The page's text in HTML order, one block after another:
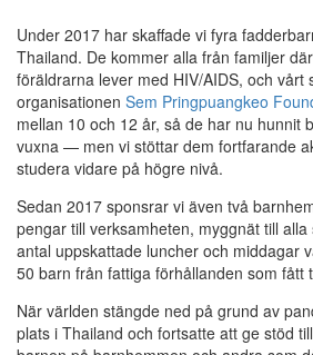
Under 2017 har skaffade vi fyra
Thailand. De kommer alla från familjer
föräldrarna lever med HIV/AIDS, och vårt
organisationen Sem Pringpuangkeo
mellan 10 och 12 år, så de har nu hunnit
vuxna — men vi stöttar dem fortfarande
studera vidare på högre nivå.
Sedan 2017 sponsrar vi även två
pengar till verksamheten, myggnät till
antal uppskattade luncher och middagar
50 barn från fattiga förhållanden som fått
När världen stängde ned på grund av
plats i Thailand och fortsatte att ge stöd